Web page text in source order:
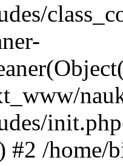
#2 /home/